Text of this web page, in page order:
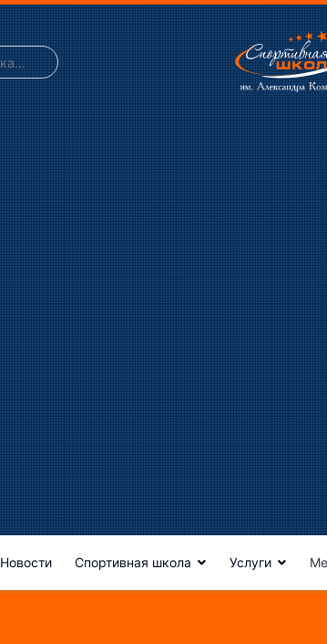
Новости Спортивная школа Услуги